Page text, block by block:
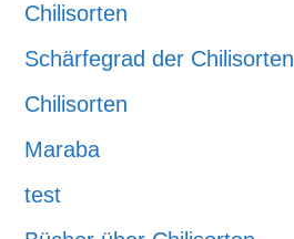
Chilisorten
Schärfegrad der Chilisorten
Chilisorten
Maraba
test